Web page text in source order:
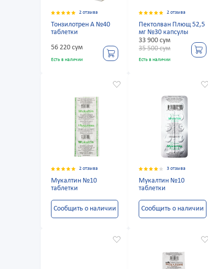
2 отзыва
Тонзилотрен А №40
таблетки
56 220 сум
Есть в наличии
2 отзыва
Пектолван Плющ 52,5
мг №30 капсулы
33 900 сум
35 500 сум
Есть в наличии
2 отзыва
Мукалтин №10
таблетки
Сообщить о наличии
3 отзыва
Мукалтин №10
таблетки
Сообщить о наличии